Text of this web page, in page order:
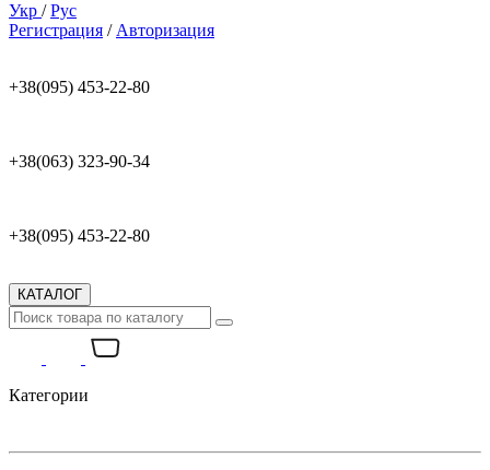
Укр /Рус
Регистрация / Авторизация
+38(095) 453-22-80
+38(063) 323-90-34
+38(095) 453-22-80
КАТАЛОГ
Категории